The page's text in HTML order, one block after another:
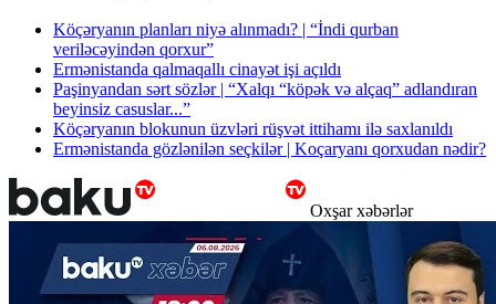
Köçəryanın planları niyə alınmadı? | “İndi qurban
veriləcəyindən qorxur”
Ermənistanda qalmaqallı cinayət işi açıldı
Paşinyandan sərt sözlər | “Xalqı “köpək və alçaq” adlandıran
beyinsiz casuslar...”
Köçəryanın blokunun üzvləri rüşvət ittihamı ilə saxlanıldı
Ermənistanda gözlənilən seçkilər | Koçaryanı qorxudan nədir?
Oxşar xəbərlər